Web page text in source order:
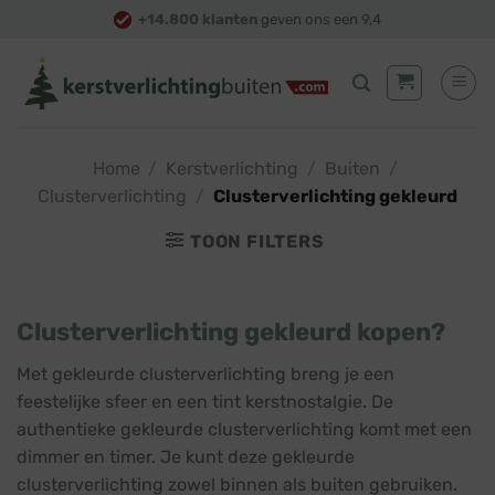
content
+14.800 klanten geven ons een 9,4
Home Kerstverlichting Buiten
Clusterverlichting
Clusterverlichting gekleurd
TOON FILTERS
Clusterverlichting gekleurd kopen?
Met gekleurde clusterverlichting breng je een
feestelijke sfeer en een tint kerstnostalgie. De
authentieke gekleurde clusterverlichting komt met een
dimmer en timer. Je kunt deze gekleurde
clusterverlichting zowel binnen als buiten gebruiken.